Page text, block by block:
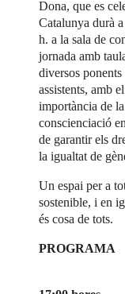
Dona, que es
Catalunya durà
h. a la sala de
jornada amb
diversos
assistents, amb
importància de
conscienciació
de garantir els
la igualtat de
Un espai per a
sostenible, i en
és cosa de tots.
PROGRAMA